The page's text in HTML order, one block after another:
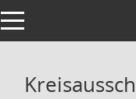
Toggle navigation